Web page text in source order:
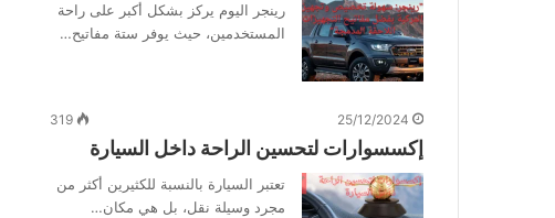
رينجر اليوم يركز بشكل أكبر على راحة
المستخدمين، حيث يوفر ستة مفاتيح…
25/12/2024
319
إكسسوارات لتحسين الراحة داخل السيارة
تعتبر السيارة بالنسبة للكثيرين أكثر من
مجرد وسيلة نقل، بل هي مكان…